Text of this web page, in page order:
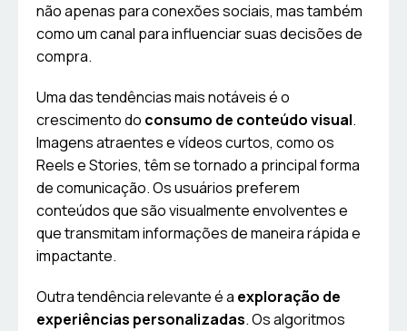
não apenas para conexões sociais, mas também
como um canal para influenciar suas decisões de
compra.
Uma das tendências mais notáveis é o
crescimento do consumo de conteúdo visual.
Imagens atraentes e vídeos curtos, como os
Reels e Stories, têm se tornado a principal forma
de comunicação. Os usuários preferem
conteúdos que são visualmente envolventes e
que transmitam informações de maneira rápida e
impactante.
Outra tendência relevante é a exploração de
experiências personalizadas. Os algoritmos